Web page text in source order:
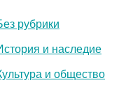
рубрики
и наследие
и общество